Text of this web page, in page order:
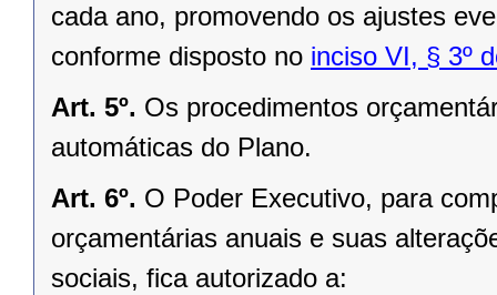
cada ano, promovendo os ajustes
conforme disposto no inciso VI, § 3º
Art. 5º. Os procedimentos
automáticas do Plano.
Art. 6º. O Poder Executivo, para
orçamentárias anuais e suas
sociais, fica autorizado a: